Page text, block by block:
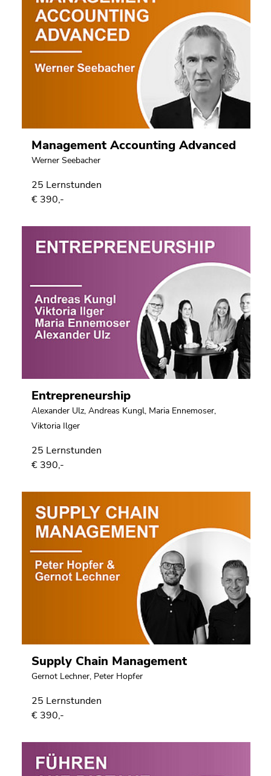
Management Accounting Advanced
Werner Seebacher
25 Lernstunden
€ 390,-
Entrepreneurship
Alexander Ulz, Andreas Kungl, Maria Ennemoser,
Viktoria Ilger
25 Lernstunden
€ 390,-
Supply Chain Management
Gernot Lechner, Peter Hopfer
25 Lernstunden
€ 390,-